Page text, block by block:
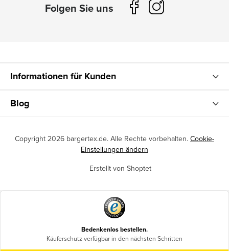
Informationen für Kunden
Blog
Erstellt von Shoptet
Copyright 2026 bargertex.de. Alle Rechte vorbehalten. Cookie-
Einstellungen ändern